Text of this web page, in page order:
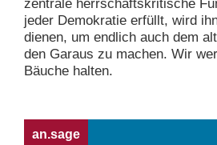
zentrale herrschaftskritische
jeder Demokratie erfüllt, wird
dienen, um endlich auch dem
den Garaus zu machen. Wir
Bäuche halten.
an.sage